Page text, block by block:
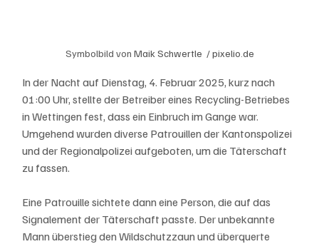
Symbolbild von Maik Schwertle  / pixelio.de
In der Nacht auf Dienstag, 4. Februar 2025, kurz nach
01:00 Uhr, stellte der Betreiber eines Recycling-Betriebes
in Wettingen fest, dass ein Einbruch im Gange war.
Umgehend wurden diverse Patrouillen der Kantonspolizei
und der Regionalpolizei aufgeboten, um die Täterschaft
zu fassen.
Eine Patrouille sichtete dann eine Person, die auf das
Signalement der Täterschaft passte. Der unbekannte
Mann überstieg den Wildschutzzaun und überquerte